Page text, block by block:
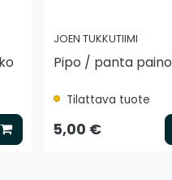
Lisää koriin
JOEN TUKKUTIIMI
Pipo / panta paino
Tilattava tuote
5,00 €